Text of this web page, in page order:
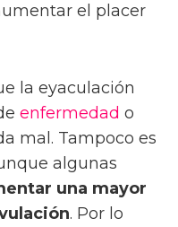
el placer
la eyaculación
enfermedad o
mal. Tampoco es
algunas
una mayor
. Por lo